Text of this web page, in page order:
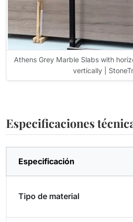
Athens Grey Marble Slabs with
vertically |
Especificaciones
Especificación
Tipo de material